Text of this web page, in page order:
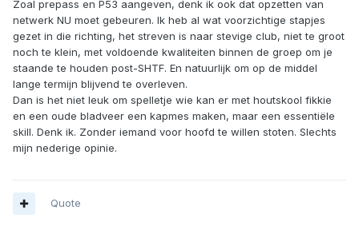
Zoal prepass en P53 aangeven, denk ik ook dat opzetten van
netwerk NU moet gebeuren. Ik heb al wat voorzichtige stapjes
gezet in die richting, het streven is naar stevige club, niet te groot
noch te klein, met voldoende kwaliteiten binnen de groep om je
staande te houden post-SHTF. En natuurlijk om op de middel
lange termijn blijvend te overleven.
Dan is het niet leuk om spelletje wie kan er met houtskool fikkie
en een oude bladveer een kapmes maken, maar een essentiële
skill. Denk ik. Zonder iemand voor hoofd te willen stoten. Slechts
mijn nederige opinie.
Quote